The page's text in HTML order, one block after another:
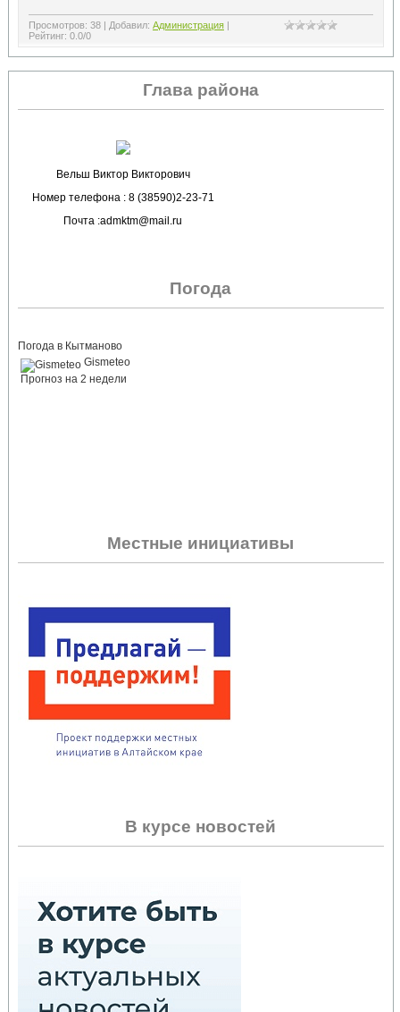
Просмотров: 38| Добавил: Администрация |
Рейтинг: 0.0/0
Глава района
Вельш Виктор Викторович
Номер телефона : 8 (38590)2-23-71
Почта :admktm@mail.ru
Погода
Погода в Кытманово
Gismeteo
Прогноз на 2 недели
Местные инициативы
В курсе новостей